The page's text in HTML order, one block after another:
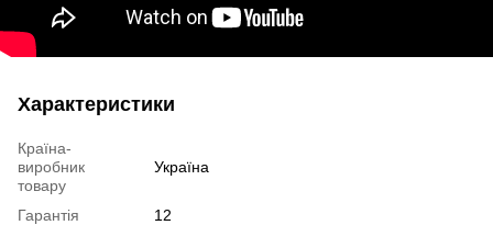
Характеристики
Країна-
виробник
товару
Україна
Гарантія
12